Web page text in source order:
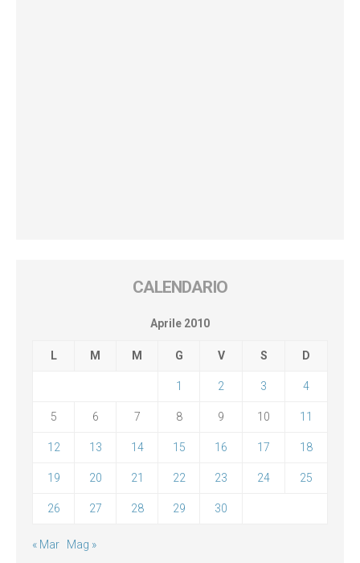
CALENDARIO
Aprile 2010
L M M G V S D
1 2 3 4
5 6 7 8 9 10 11
12 13 14 15 16 17 18
19 20 21 22 23 24 25
26 27 28 29 30
« Mar Mag »